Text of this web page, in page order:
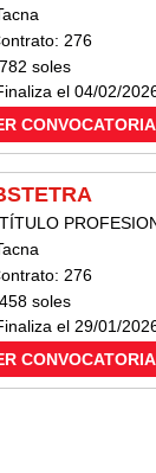
276
soles
el 04/02/
CONVOCATORIA
276
soles
el 29/01/
CONVOCATORIA